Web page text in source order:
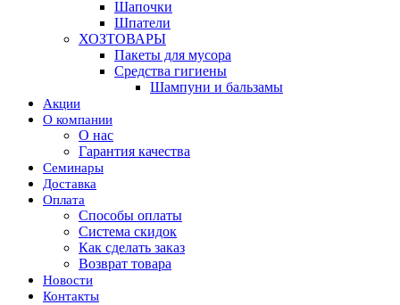
Шапочки
Шпатели
ХОЗТОВАРЫ
Пакеты для мусора
Средства гигиены
Шампуни и бальзамы
Акции
О компании
О нас
Гарантия качества
Семинары
Доставка
Оплата
Способы оплаты
Система скидок
Как сделать заказ
Возврат товара
Новости
Контакты